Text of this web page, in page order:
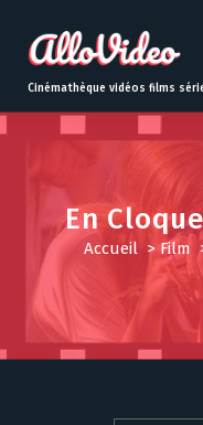
t
o
Cinémathèque vidéos films
En
Accueil> Film